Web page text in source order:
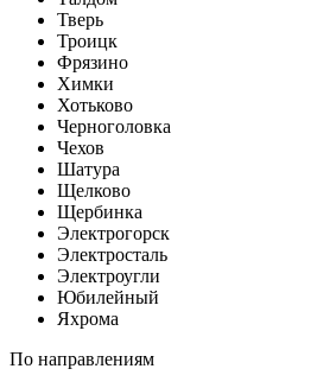
Тверь
Троицк
Фрязино
Химки
Хотьково
Черноголовка
Чехов
Шатура
Щелково
Щербинка
Электрогорск
Электросталь
Электроугли
Юбилейный
Яхрома
По направлениям